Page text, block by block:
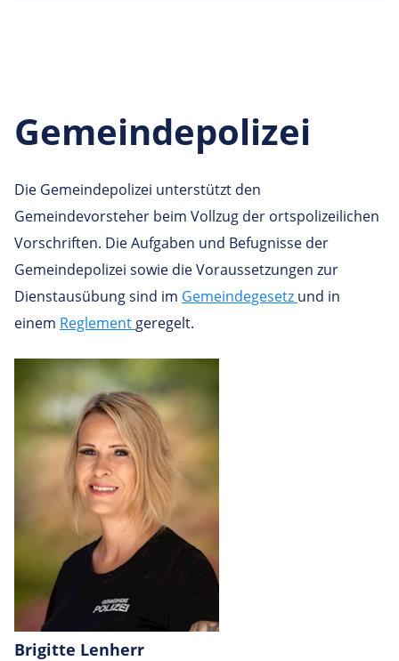
Gemeindepolizei
Die Gemeindepolizei unterstützt den
Gemeindevorsteher beim Vollzug der ortspolizeilichen
Vorschriften. Die Aufgaben und Befugnisse der
Gemeindepolizei sowie die Voraussetzungen zur
Dienstausübung sind im Gemeindegesetz und in
einem Reglement geregelt.
Brigitte Lenherr